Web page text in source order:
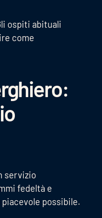
ospiti abituali
come
servizio
fedeltà e
possibile.